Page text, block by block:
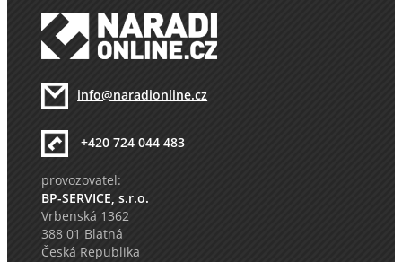
info@naradionline.cz
+420 724 044 483
provozovatel:
BP-SERVICE, s.r.o.
Vrbenská 1362
388 01 Blatná
Česká Republika